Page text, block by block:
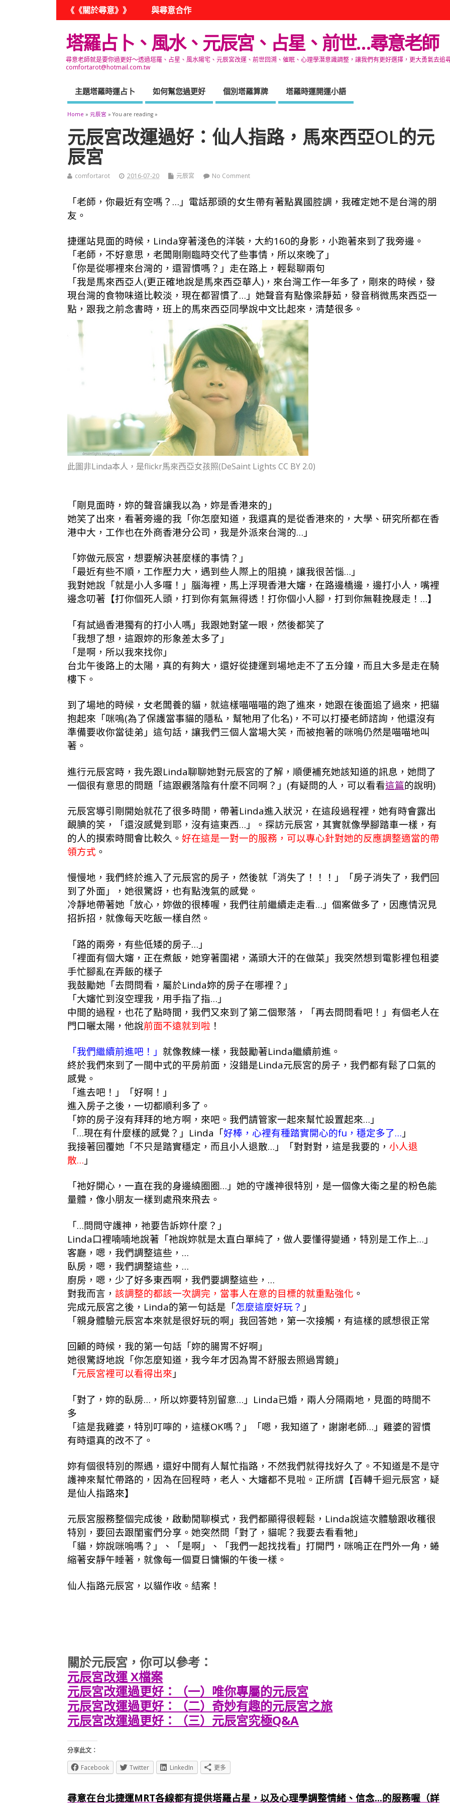
《《關於尋意》》 與尋意合作
塔羅占卜、風水、元辰宮、占星、前世…尋意老師
尋意老師就是要你過更好～透過塔羅、占星、風水陽宅、元辰宮改運、前世回溯、催眠、心理學潛意識調整，讓我們有更好選擇，更大勇氣去
comfortarot@hotmail.com.tw
主題塔羅時運占卜 如何幫您過更好 個別塔羅算牌 塔羅時運開運小語
Home »元辰宮 » You are reading »
元辰宮改運過好：仙人指路，馬來西亞OL的元
辰宮
comfortarot 2016-07-20 元辰宮 No Comment
「老師，你最近有空嗎？…」電話那頭的女生帶有著點異國腔調，我確定她不是台灣的朋
友。
捷運站見面的時候，Linda穿著淺色的洋裝，大約160的身影，小跑著來到了我旁邊。
「老師，不好意思，老闆剛剛臨時交代了些事情，所以來晚了」
「你是從哪裡來台灣的，還習慣嗎？」走在路上，輕鬆聊兩句
「我是馬來西亞人(更正確地說是馬來西亞華人)，來台灣工作一年多了，剛來的時候，發
現台灣的食物味道比較淡，現在都習慣了…」她聲音有點像梁靜茹，發音稍微馬來西亞一
點，跟我之前念書時，班上的馬來西亞同學說中文比起來，清楚很多。
此圖非Linda本人，是flickr馬來西亞女孩照(DeSaint Lights CC BY 2.0)
「剛見面時，妳的聲音讓我以為，妳是香港來的」
她笑了出來，看著旁邊的我「你怎麼知道，我還真的是從香港來的，大學、研究所都在香
港中大，工作也在外商香港分公司，我是外派來台灣的…」
「妳做元辰宮，想要解決甚麼樣的事情？」
「最近有些不順，工作壓力大，遇到些人際上的阻撓，讓我很苦惱…」
我對她說「就是小人多囉！」腦海裡，馬上浮現香港大嬸，在路邊橋邊，邊打小人，嘴裡
邊念叨著【打你個死人頭，打到你有氣無得透！打你個小人腳，打到你無鞋挽屐走！…】
「有試過香港獨有的打小人嗎」我跟她對望一眼，然後都笑了
「我想了想，這跟妳的形象差太多了」
「是啊，所以我來找你」
台北午後路上的太陽，真的有夠大，還好從捷運到場地走不了五分鐘，而且大多是走在騎
樓下。
到了場地的時候，女老闆養的貓，就這樣喵喵喵的跑了進來，她跟在後面追了過來，把貓
抱起來「咪嗚(為了保護當事貓的隱私，幫牠用了化名)，不可以打擾老師諮詢，他還沒有
準備要收你當徒弟」這句話，讓我們三個人當場大笑，而被抱著的咪嗚仍然是喵喵地叫
著。
進行元辰宮時，我先跟Linda聊聊她對元辰宮的了解，順便補充她該知道的訊息，她問了
一個很有意思的問題「這跟觀落陰有什麼不同啊？」(有疑問的人，可以看看這篇的說明)
元辰宮導引剛開始就花了很多時間，帶著Linda進入狀況，在這段過程裡，她有時會露出
靦腆的笑，「還沒感覺到耶，沒有這東西…」。探訪元辰宮，其實就像學腳踏車一樣，有
的人的摸索時間會比較久。好在這是一對一的服務，可以專心針對她的反應調整適當的帶
領方式 。
慢慢地，我們終於進入了元辰宮的房子，然後就「消失了！！！」「房子消失了，我們回
到了外面」，她很驚訝，也有點洩氣的感覺。
冷靜地帶著她「放心，妳做的很棒喔，我們往前繼續走走看…」個案做多了，因應情況見
招拆招，就像每天吃飯一樣自然。
「路的兩旁，有些低矮的房子…」
「裡面有個大嬸，正在煮飯，她穿著圍裙，滿頭大汗的在做菜」我突然想到電影裡包租婆
手忙腳亂在弄飯的樣子
我鼓勵她「去問問看，屬於Linda妳的房子在哪裡？」
「大嬸忙到沒空理我，用手指了指…」
中間的過程，也花了點時間，我們又來到了第二個聚落，「再去問問看吧！」有個老人在
門口曬太陽，他說前面不遠就到啦 ！
「我們繼續前進吧！」 就像教練一樣 ，我鼓勵著Linda繼續前進。
終於我們來到了一間中式的平房前面，沒錯是Linda元辰宮的房子，我們都有鬆了口氣的
感覺。
「進去吧！」「好啊！」
進入房子之後，一切都順利多了。
「妳的房子沒有拜拜的地方啊，來吧。我們請管家一起來幫忙設置起來…」
「…現在有什麼樣的感覺？」Linda「好棒，心裡有種踏實開心的fu，穩定多了… 」
我接著回覆她「不只是踏實穩定，而且小人退散…」「對對對，這是我要的，小人退
散… 」
「祂好開心，一直在我的身邊繞圈圈…」她的守護神很特別，是一個像大衛之星的粉色能
量體，像小朋友一樣到處飛來飛去。
「…問問守護神，祂要告訴妳什麼？」
Linda口裡喃喃地說著「祂說妳就是太直白單純了，做人要懂得變通，特別是工作上…」
客廳，嗯，我們調整這些，…
臥房，嗯，我們調整這些，…
廚房，嗯，少了好多東西啊，我們要調整這些，…
對我而言，該調整的都該一次調完，當事人在意的目標的就重點強化 。
完成元辰宮之後，Linda的第一句話是「怎麼這麼好玩？ 」
「親身體驗元辰宮本來就是很好玩的啊」我回答她，第一次接觸，有這樣的感想很正常
回顧的時候，我的第一句話「妳的腸胃不好啊」
她很驚訝地說「你怎麼知道，我今年才因為胃不舒服去照過胃鏡」
「元辰宮裡可以看得出來 」
「對了，妳的臥房…，所以妳要特別留意…」Linda已婚，兩人分隔兩地，見面的時間不
多
「這是我雞婆，特別叮嚀的，這樣OK嗎？」「嗯，我知道了，謝謝老師…」雞婆的習慣
有時還真的改不了。
妳有個很特別的際遇，還好中間有人幫忙指路，不然我們就得找好久了。不知道是不是守
護神來幫忙帶路的，因為在回程時，老人、大嬸都不見啦。正所謂【百轉千迴元辰宮，疑
是仙人指路來】
元辰宮服務整個完成後，啟動閒聊模式，我們都顯得很輕鬆，Linda說這次體驗跟收穫很
特別，要回去跟閨蜜們分享。她突然問「對了，貓呢？我要去看看牠」
「貓，妳說咪嗚嗎？」、
「是啊」、「我們一起找找看」打開門，咪嗚正在門外一角，蜷
縮著安靜午睡著，就像每一個夏日慵懶的午後一樣。
仙人指路元辰宮，以貓作收。結案！
關於元辰宮，你可以參考：
元辰宮改運 X檔案
元辰宮改運過更好：（一）唯你專屬的元辰宮
元辰宮改運過更好：（二）奇妙有趣的元辰宮之旅
元辰宮改運過更好：（三）元辰宮究極Q&A
分享此文：
Facebook
Twitter LinkedIn 更多
尋意在台北捷運MRT各線都有提供塔羅占星，以及心理學調整情緒、信念...的服務喔（詳